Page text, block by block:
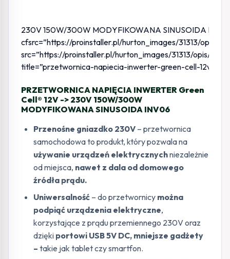
230V 150W/300W MODYFIKOWANA SINUSOIDA
cfsrc=”https://proinstaller.pl/hurton_images/31313/opis/
src=”https://proinstaller.pl/hurton_images/31313/opis/
title=”przetwornica-napiecia-inwerter-green-cell-12v-
PRZETWORNICA NAPIĘCIA INWERTER Green
Cell® 12V -> 230V 150W/300W
MODYFIKOWANA SINUSOIDA INV06
Przenośne gniazdko 230V – przetwornica
samochodowa to produkt, który pozwala na
używanie urządzeń elektrycznychniezależnie
od miejsca, nawet z dala od domowego
źródła prądu.
Uniwersalność – do przetwornicy można
podpiąć urządzenia elektryczne,
korzystające z prądu przemiennego 230V oraz
dzięki portowi USB 5V DC, mniejsze gadżety
– takie jak tablet czy smartfon.